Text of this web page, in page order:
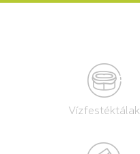
Vízfestéktálak